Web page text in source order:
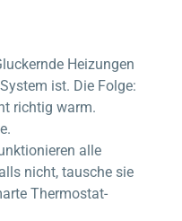
Heizungen
ist. Die Folge:
richtig warm.
alle
nicht, tausche sie
Thermostat-